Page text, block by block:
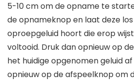
5-10 cm om de opname te
de opnameknop en laat deze
oproepgeluid hoort die erop
voltooid. Druk dan opnieuw op
het huidige opgenomen geluid
opnieuw op de afspeelknop om